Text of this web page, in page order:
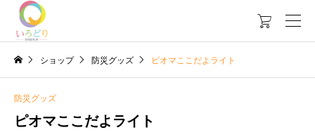

ショップ 防災グッズ ピオマここだよライト
防災グッズ
ピオマここだよライト